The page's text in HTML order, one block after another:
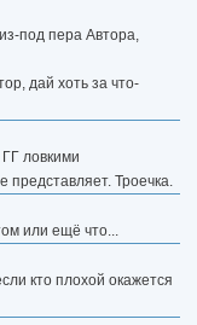
под пера Автора,
дай хоть за что-
ловкими
Троечка.
или ещё что...
кто плохой окажется